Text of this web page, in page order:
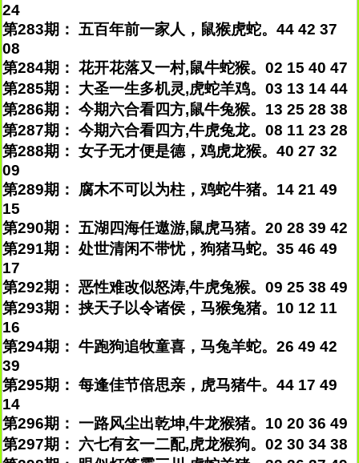
24
第283期： 五百年前一家人，鼠猴虎蛇。44 42 37
08
第284期： 花开花落又一村,鼠牛蛇猴。02 15 40 47
第285期： 大圣一生多机灵,虎蛇羊鸡。03 13 14 44
第286期： 今期六合看四方,鼠牛兔猴。13 25 28 38
第287期： 今期六合看四方,牛虎兔龙。08 11 23 28
第288期： 女子无才便是德，鸡虎龙猴。40 27 32
09
第289期： 腐木不可以为柱，鸡蛇牛猪。14 21 49
15
第290期： 五湖四海任遨游,鼠虎马猪。20 28 39 42
第291期： 处世清闲不带忧，狗猪马蛇。35 46 49
17
第292期： 恶性难改似怒涛,牛虎兔猴。09 25 38 49
第293期： 挟天子以令诸侯，马猴兔猪。10 12 11
16
第294期： 牛跑狗追牧童喜，马兔羊蛇。26 49 42
39
第295期： 每逢佳节倍思亲，虎马猪牛。44 17 49
14
第296期： 一路风尘出乾坤,牛龙猴猪。10 20 36 49
第297期： 六七有玄一二配,虎龙猴狗。02 30 34 38